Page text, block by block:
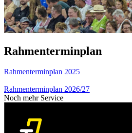
Rahmenterminplan
Rahmenterminplan 2025
Rahmenterminplan 2026/27
Noch mehr Service